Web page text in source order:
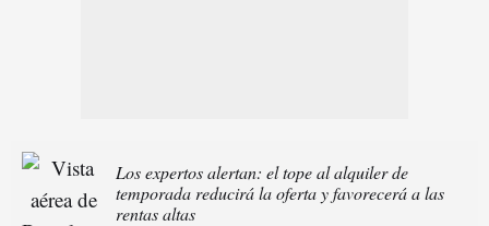
Los expertos alertan: el tope al alquiler de
temporada reducirá la oferta y favorecerá a las
rentas altas